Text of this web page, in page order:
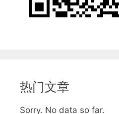
热门文章
Sorry. No data so far.